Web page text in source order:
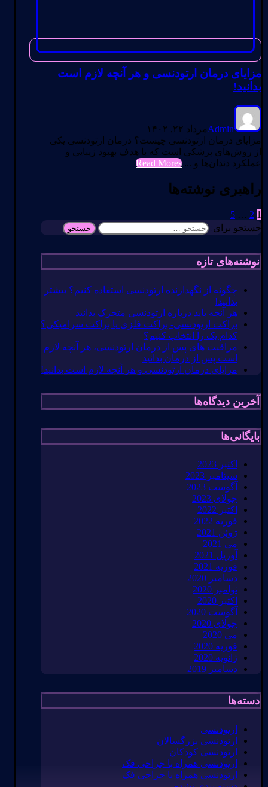
مزایای درمان ارتودنسی و هر آنچه لازم است
بدانید!
Adminمرداد ۲۲, ۱۴۰۲
مزایای درمان ارتودنسی چیست؟ درمان ارتودنسی یکی
از روش‌های پزشکی است که با هدف بهبود زیبایی و
عملکرد دندان‌ها و ... Read Mores
راهبری نوشته‌ها
1
2
…
5
جستجو برای:
نوشته‌های تازه
چگونه از نگهدارنده ارتودنسی استفاده کنیم؟ بیشتر
بدانید!
هر آنچه باید درباره ارتودنسی متحرک بدانید
براکت ارتودنسی- براکت فلزی یا براکت سرامیکی؟
کدام یک را انتخاب کنیم؟
مراقبت های پس از درمان ارتودنسی، هر آنچه لازم
است پس از درمان بدانید
مزایای درمان ارتودنسی و هر آنچه لازم است بدانید!
آخرین دیدگاه‌ها
بایگانی‌ها
اکتبر 2023
سپتامبر 2023
آگوست 2023
جولای 2023
اکتبر 2022
فوریه 2022
ژوئن 2021
می 2021
آوریل 2021
فوریه 2021
دسامبر 2020
نوامبر 2020
اکتبر 2020
آگوست 2020
جولای 2020
می 2020
فوریه 2020
ژانویه 2020
دسامبر 2019
دسته‌ها
ارتودنسی
ارتودنسی بزرگسالان
ارتودنسی کودکان
ارتودنسی همراه با جراحی فک
ارتودنسی همراه با جراحی فک